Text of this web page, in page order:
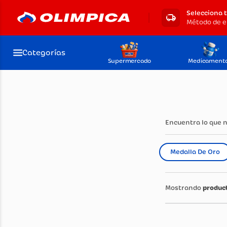
Selecciona
Método de
Categorías
Supermercado
Encuentra lo que
Medalla De Oro